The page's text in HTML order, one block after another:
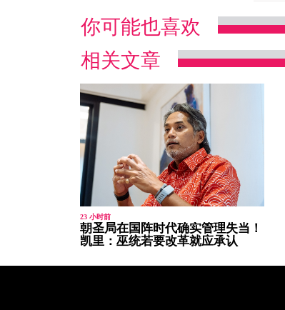
你可能也喜欢
相关文章
23 小时前
朝圣局在国阵时代确实管理失当！
凯里：巫统若要改革就应承认